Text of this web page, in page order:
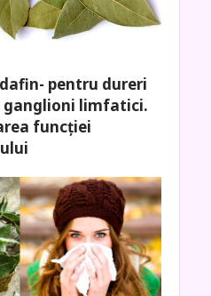
pentru dureri
ganglioni limfatici.
funcției